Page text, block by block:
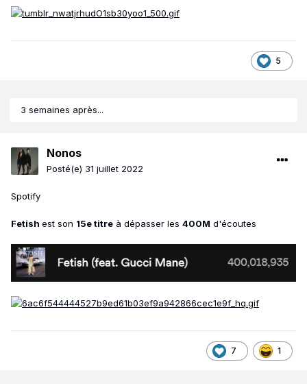
5
3 semaines après...
Nonos
Posté(e) 31 juillet 2022
Spotify
Fetish est son 15e titre à dépasser les 400M d'écoutes
7 1